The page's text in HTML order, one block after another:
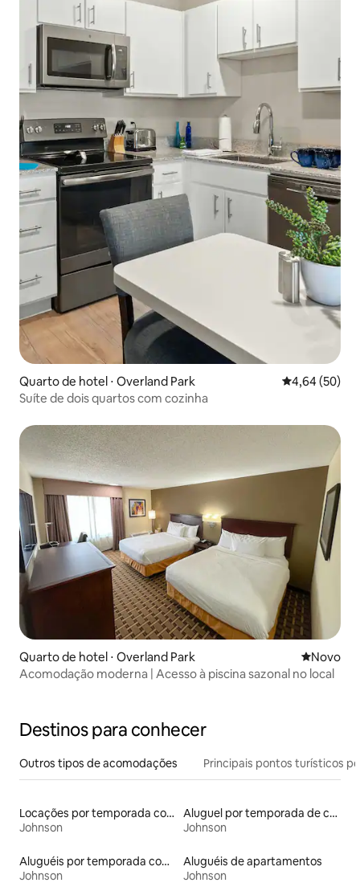
Quarto de hotel ⋅ Overland Park 4,64 de uma
4,64 (50)
Suíte de dois quartos com cozinha
Quarto de hotel ⋅ Overland Park Novo
Novo
Acomodação moderna | Acesso à piscina sazonal no local
Destinos para conhecer
Outros tipos de acomodações Principais pontos turísticos
Locações por temporada com piscina
Johnson
Aluguel por temporada de casas de hóspedes
Johnson
Aluguéis por temporada com banheira de hidromassagem
Johnson
Aluguéis de apartamentos
Johnson